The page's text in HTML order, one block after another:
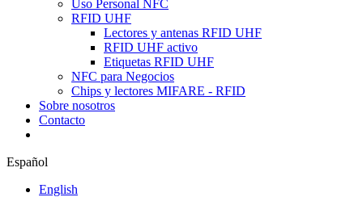
Uso Personal NFC
RFID UHF
Lectores y antenas RFID UHF
RFID UHF activo
Etiquetas RFID UHF
NFC para Negocios
Chips y lectores MIFARE - RFID
Sobre nosotros
Contacto
Español
English